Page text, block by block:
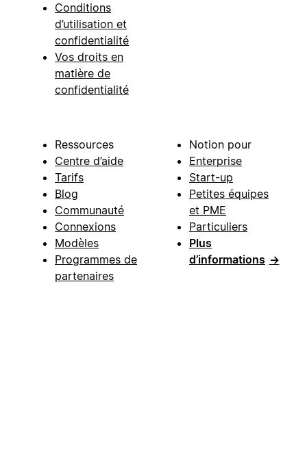
Conditions
d’utilisation et
confidentialité
Vos droits en
matière de
confidentialité
Ressources
Centre d’aide
Tarifs
Blog
Communauté
Connexions
Modèles
Programmes de
partenaires
Notion pour
Enterprise
Start-up
Petites équipes
et PME
Particuliers
Plus
d’informations →